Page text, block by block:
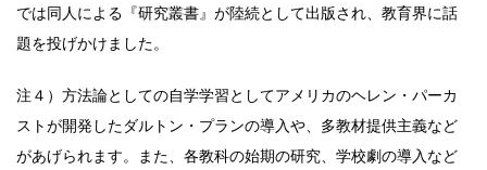
では同人による『研究叢書』が陸続として出版され、教育界に話
題を投げかけました。
注４）方法論としての自学学習としてアメリカのヘレン・パーカ
ストが開発したダルトン・プランの導入や、多教材提供主義など
があげられます。また、各教科の始期の研究、学校劇の導入など